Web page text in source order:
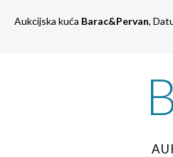
Aukcijska kuća Barac&Pervan,